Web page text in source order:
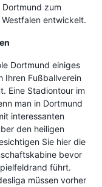
zum
entwickelt.
Dortmund einiges
Ihren Fußballverein
Eine Stadiontour im
man in Dortmund
interessanten
den heiligen
Sie hier die
bevor
führt.
müssen vorher